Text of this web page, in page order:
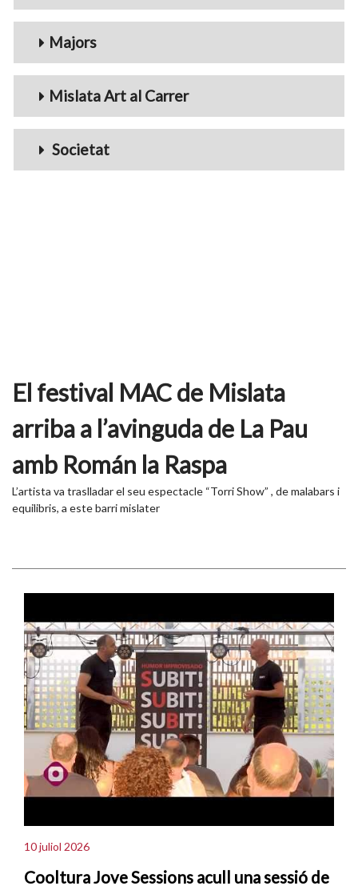
Majors
Mislata Art al Carrer
Societat
El festival MAC de Mislata
arriba a l’avinguda de La Pau
amb Román la Raspa
L’artista va traslladar el seu espectacle “Torri Show” , de malabars i
equilibris, a este barri mislater
10 juliol 2026
Cooltura Jove Sessions acull una sessió de